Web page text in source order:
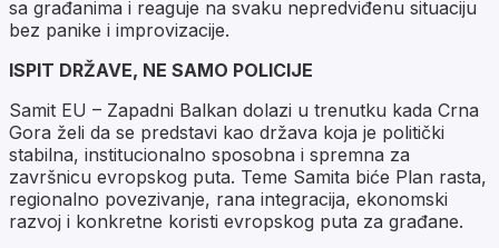
sa građanima i reaguje na svaku nepredviđenu situaciju
bez panike i improvizacije.
ISPIT DRŽAVE, NE SAMO POLICIJE
Samit EU – Zapadni Balkan dolazi u trenutku kada Crna
Gora želi da se predstavi kao država koja je politički
stabilna, institucionalno sposobna i spremna za
završnicu evropskog puta. Teme Samita biće Plan rasta,
regionalno povezivanje, rana integracija, ekonomski
razvoj i konkretne koristi evropskog puta za građane.